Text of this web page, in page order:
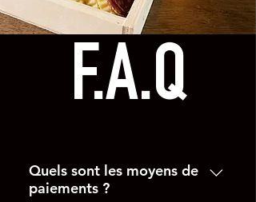
F.A.Q
Quels sont les moyens de
paiements ?